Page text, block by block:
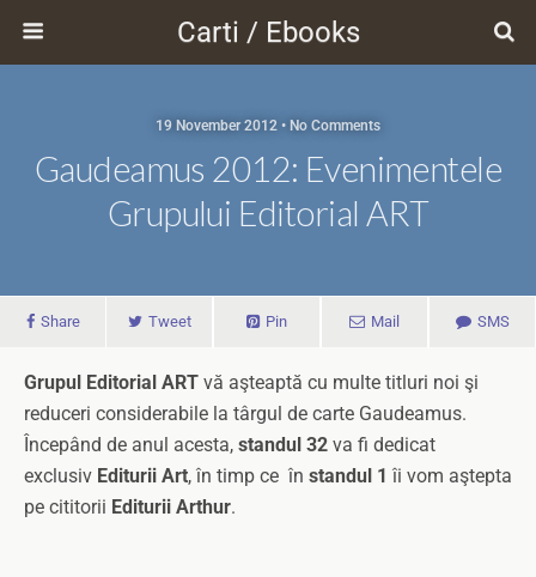
Carti / Ebooks
19 November 2012 • No Comments
Gaudeamus 2012: Evenimentele
Grupului Editorial ART
Share Tweet Pin Mail SMS
Grupul Editorial ART vă aşteaptă cu multe titluri noi şi
reduceri considerabile la târgul de carte Gaudeamus.
Începând de anul acesta, standul 32 va fi dedicat
exclusiv Editurii Art, în timp ce în standul 1 îi vom aştepta
pe cititorii Editurii Arthur.